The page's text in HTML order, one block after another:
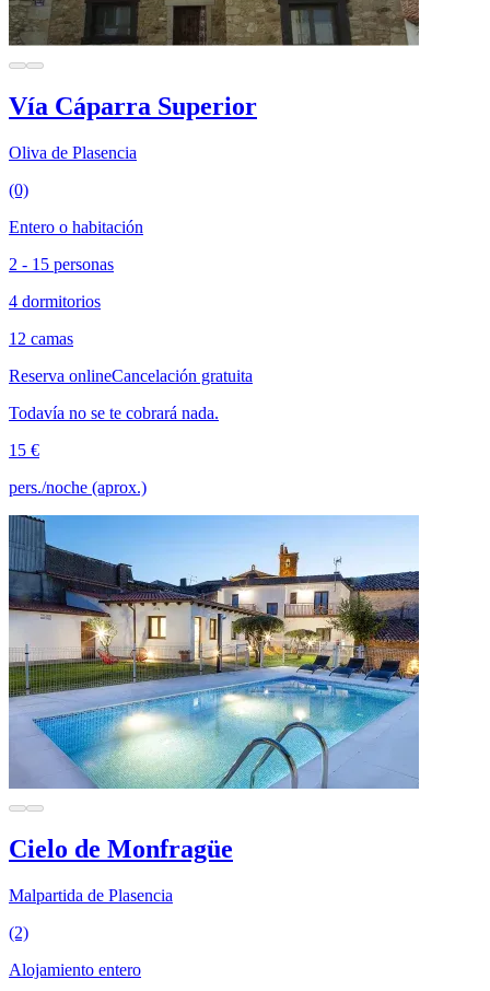
Vía Cáparra Superior
Oliva de Plasencia
(0)
Entero o habitación
2 - 15 personas
4 dormitorios
12 camas
Reserva onlineCancelación gratuita
Todavía no se te cobrará nada.
15 €
pers./noche (aprox.)
Cielo de Monfragüe
Malpartida de Plasencia
(2)
Alojamiento entero